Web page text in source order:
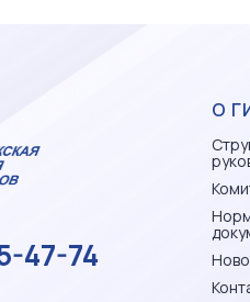
47-74
О